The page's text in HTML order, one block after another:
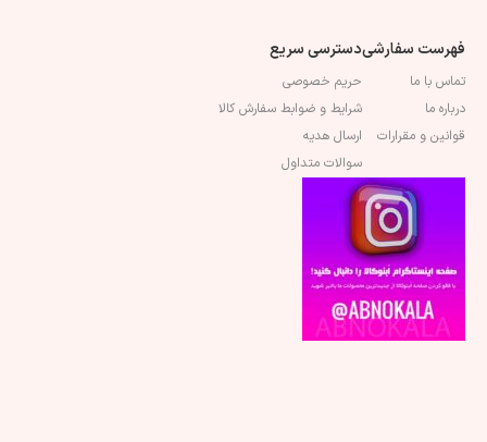
فهرست سفارشی
تماس با ما
درباره ما
قوانین و مقرارات
دسترسی سریع
حریم خصوصی
شرایط و ضوابط سفارش کالا
ارسال هدیه
سوالات متداول